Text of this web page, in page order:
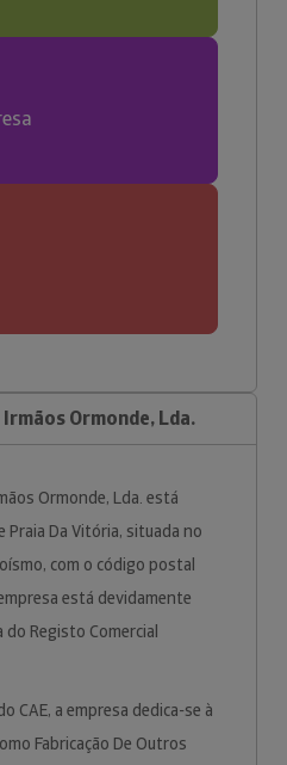
Ormonde, Lda.
Ormonde, Lda. está
Praia Da Vitória, situada no
com o código postal
está devidamente
Registo Comercial
CAE, a empresa dedica-se à
Fabricação De Outros